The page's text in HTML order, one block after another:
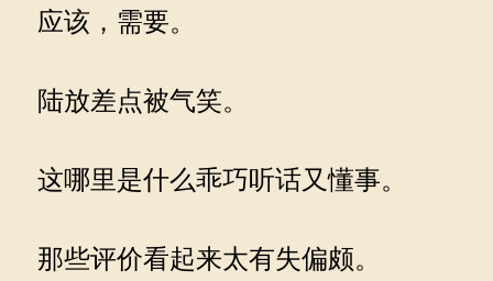
应该，需要。
陆放差点被气笑。
这哪里是什么乖巧听话又懂事。
那些评价看起来太有失偏颇。